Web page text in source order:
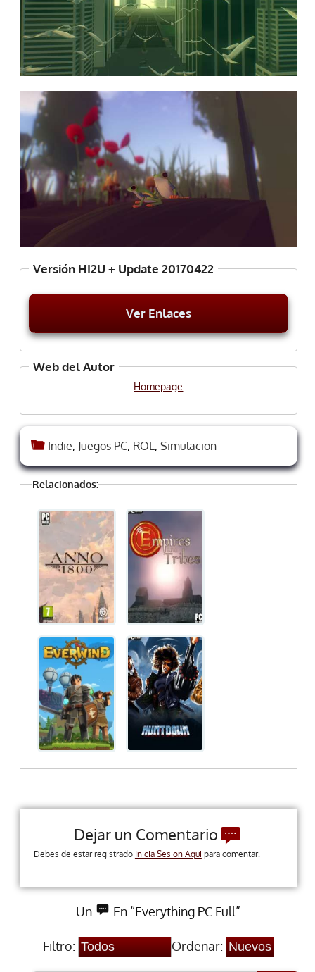
Versión HI2U + Update 20170422
Ver Enlaces
Web del Autor
Homepage
Indie, Juegos PC, ROL , Simulacion
Relacionados:
Dejar un Comentario
Debes de estar registrado Inicia Sesion Aqui para comentar.
Un En “Everything PC Full”
Filtro: Ordenar: